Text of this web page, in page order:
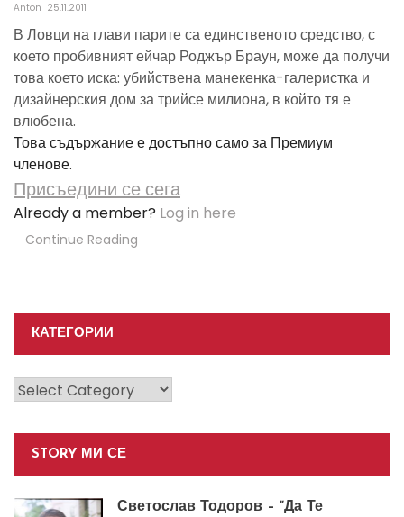
Anton 25.11.2011
В Ловци на глави парите са единственото средство, с
което пробивният ейчар Роджър Браун, може да получи
това което иска: убийствена манекенка-галеристка и
дизайнерския дом за трийсе милиона, в който тя е
влюбена.
Това съдържание е достъпно само за Премиум
членове.
Присъедини се сега
Already a member? Log in here
Continue Reading
КАТЕГОРИИ
Категории
STORY МИ СЕ
Светослав Тодоров – “Да Те